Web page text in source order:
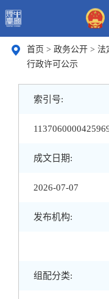
首页 > 政务公开 > 法
行政许可公示
索引号:
成文日期:
2026-07-07
发布机构:
组配分类: